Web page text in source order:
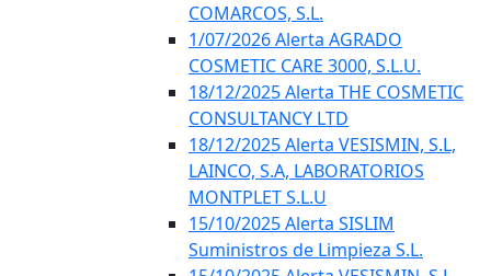
COMARCOS, S.L.
1/07/2026 Alerta AGRADO
COSMETIC CARE 3000, S.L.U.
18/12/2025 Alerta THE COSMETIC
CONSULTANCY LTD
18/12/2025 Alerta VESISMIN, S.L,
LAINCO, S.A, LABORATORIOS
MONTPLET S.L.U
15/10/2025 Alerta SISLIM
Suministros de Limpieza S.L.